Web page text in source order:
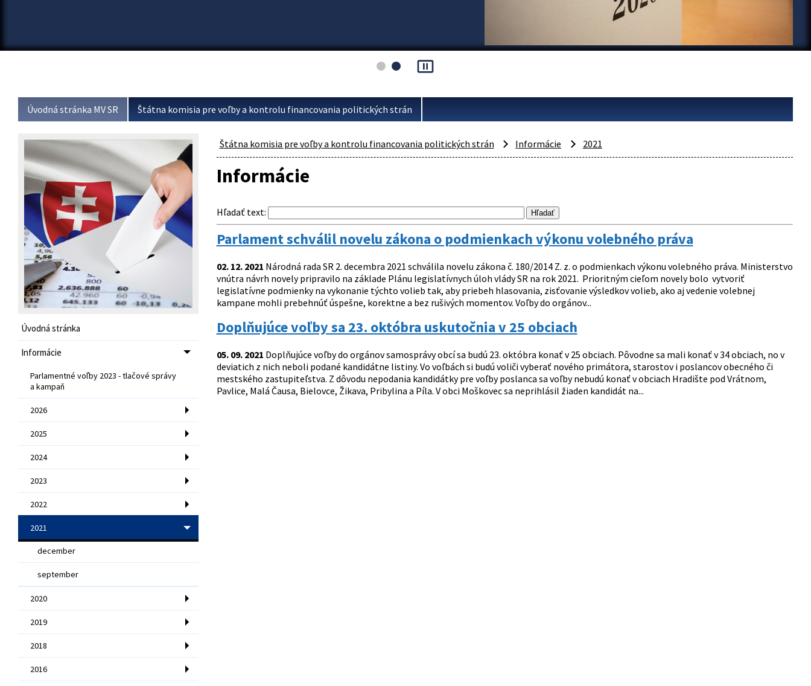
pause_presentation
Úvodná stránka MV SR Štátna komisia pre voľby a kontrolu financovania politických strán
Úvodná stránka
Informácie
Parlamentné voľby 2023 - tlačové správy
a kampaň
2026
2025
2024
2023
2022
2021
december
september
2020
2019
2018
2016
Štátna komisia pre voľby a kontrolu financovania politických strán Informácie 2021
Informácie
Hľadať text:
Parlament schválil novelu zákona o podmienkach výkonu volebného práva
02. 12. 2021 Národná rada SR 2. decembra 2021 schválila novelu zákona č. 180/2014 Z. z. o podmienkach výkonu volebného práva. Ministerstvo
vnútra návrh novely pripravilo na základe Plánu legislatívnych úloh vlády SR na rok 2021. Prioritným cieľom novely bolo vytvoriť
legislatívne podmienky na vykonanie týchto volieb tak, aby priebeh hlasovania, zisťovanie výsledkov volieb, ako aj vedenie volebnej
kampane mohli prebehnúť úspešne, korektne a bez rušivých momentov. Voľby do orgánov...
Doplňujúce voľby sa 23. októbra uskutočnia v 25 obciach
05. 09. 2021 Doplňujúce voľby do orgánov samosprávy obcí sa budú 23. októbra konať v 25 obciach. Pôvodne sa mali konať v 34 obciach, no v
deviatich z nich neboli podané kandidátne listiny. Vo voľbách si budú voliči vyberať nového primátora, starostov i poslancov obecného či
mestského zastupiteľstva. Z dôvodu nepodania kandidátky pre voľby poslanca sa voľby nebudú konať v obciach Hradište pod Vrátnom,
Pavlice, Malá Čausa, Bielovce, Žikava, Pribylina a Píla. V obci Moškovec sa neprihlásil žiaden kandidát na...